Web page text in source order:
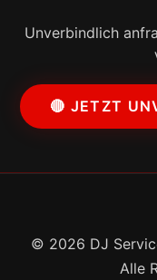
Unverbindlich
🔴 JETZT
© 2026 DJ
Alle